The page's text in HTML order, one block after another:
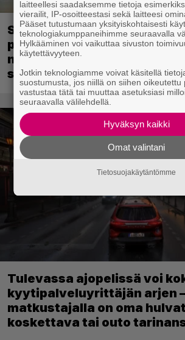
Sony kertoo kuulleensa
pelilevyjen valmistuksen
nousseen kritiikin – aikoo
suunnitelmassaan
Tulevassa ajopelissä voi
kyytipalveluyrittäjän arjen
matkustajalla on oma
koskettava tai outo
laitteellesi saadaksemme tietoja
vierailit, IP-osoitteestasi sekä laitteesi
Pääset tutustumaan yksityiskohtaisesti
teknologiakumppaneihimme seuraavalla
Hylkääminen voi vaikuttaa sivuston
käytettävyyteen.
Jotkin teknologiamme voivat käsitellä
suostumusta, jos niillä on siihen oikeutettu
vastustaa tätä tai muuttaa asetuksiasi
seuraavalla välilehdellä.
Hyväksyn kaikki
Omat valintani
Tietosuojakäytäntömme